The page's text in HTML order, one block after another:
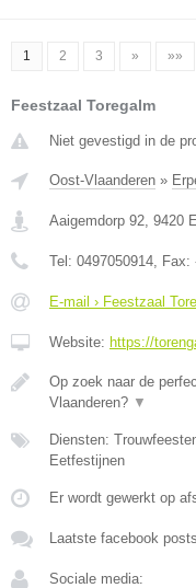
1 2 3 » »»
Feestzaal Toregalm
Niet gevestigd in de
Oost-Vlaanderen »
Aaigemdorp 92, 9420
Tel: 0497050914, Fax:
E-mail › Feestzaal
Website: https://
Op zoek naar de
Vlaanderen? ▼
Diensten:
Eetfestijnen
Er wordt gewerkt op
Laatste facebook posts
Sociale media: